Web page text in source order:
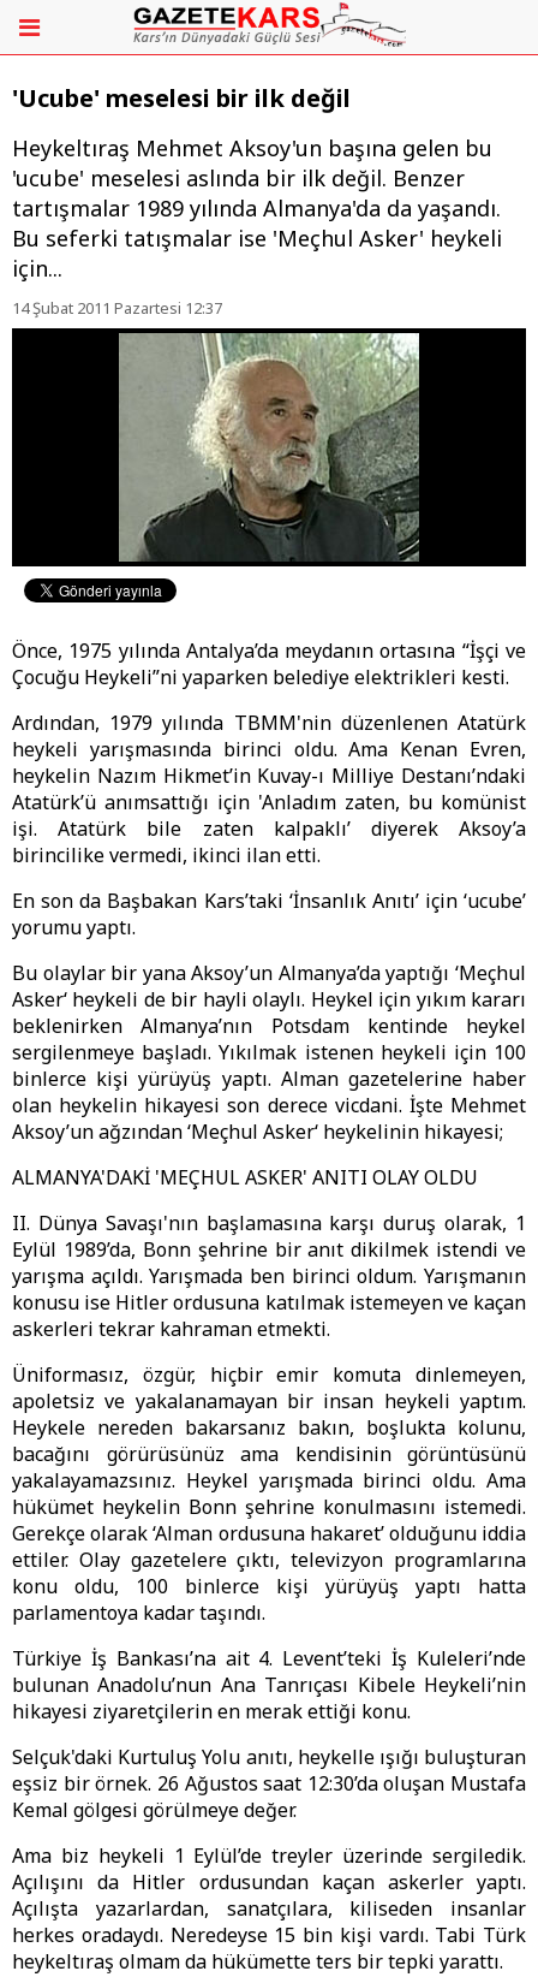
'Ucube' meselesi bir ilk değil
Heykeltıraş Mehmet Aksoy'un başına gelen bu
'ucube' meselesi aslında bir ilk değil. Benzer
tartışmalar 1989 yılında Almanya'da da yaşandı.
Bu seferki tatışmalar ise 'Meçhul Asker' heykeli
için...
14 Şubat 2011 Pazartesi 12:37
Önce, 1975 yılında Antalya’da meydanın ortasına “İşçi ve
Çocuğu Heykeli”ni yaparken belediye elektrikleri kesti.
Ardından, 1979 yılında TBMM'nin düzenlenen Atatürk
heykeli yarışmasında birinci oldu. Ama Kenan Evren,
heykelin Nazım Hikmet’in Kuvay-ı Milliye Destanı’ndaki
Atatürk’ü anımsattığı için 'Anladım zaten, bu komünist
işi. Atatürk bile zaten kalpaklı’ diyerek Aksoy’a
birincilike vermedi, ikinci ilan etti.
En son da Başbakan Kars’taki ‘İnsanlık Anıtı’ için ‘ucube’
yorumu yaptı.
Bu olaylar bir yana Aksoy’un Almanya’da yaptığı ‘Meçhul
Asker‘ heykeli de bir hayli olaylı. Heykel için yıkım kararı
beklenirken Almanya’nın Potsdam kentinde heykel
sergilenmeye başladı. Yıkılmak istenen heykeli için 100
binlerce kişi yürüyüş yaptı. Alman gazetelerine haber
olan heykelin hikayesi son derece vicdani. İşte Mehmet
Aksoy’un ağzından ‘Meçhul Asker‘ heykelinin hikayesi;
ALMANYA'DAKİ 'MEÇHUL ASKER' ANITI OLAY OLDU
II. Dünya Savaşı'nın başlamasına karşı duruş olarak, 1
Eylül 1989’da, Bonn şehrine bir anıt dikilmek istendi ve
yarışma açıldı. Yarışmada ben birinci oldum. Yarışmanın
konusu ise Hitler ordusuna katılmak istemeyen ve kaçan
askerleri tekrar kahraman etmekti.
Üniformasız, özgür, hiçbir emir komuta dinlemeyen,
apoletsiz ve yakalanamayan bir insan heykeli yaptım.
Heykele nereden bakarsanız bakın, boşlukta kolunu,
bacağını görürüsünüz ama kendisinin görüntüsünü
yakalayamazsınız. Heykel yarışmada birinci oldu. Ama
hükümet heykelin Bonn şehrine konulmasını istemedi.
Gerekçe olarak ‘Alman ordusuna hakaret’ olduğunu iddia
ettiler. Olay gazetelere çıktı, televizyon programlarına
konu oldu, 100 binlerce kişi yürüyüş yaptı hatta
parlamentoya kadar taşındı.
Türkiye İş Bankası’na ait 4. Levent’teki İş Kuleleri’nde
bulunan Anadolu’nun Ana Tanrıçası Kibele Heykeli’nin
hikayesi ziyaretçilerin en merak ettiği konu.
Selçuk'daki Kurtuluş Yolu anıtı, heykelle ışığı buluşturan
eşsiz bir örnek. 26 Ağustos saat 12:30’da oluşan Mustafa
Kemal gölgesi görülmeye değer.
Ama biz heykeli 1 Eylül’de treyler üzerinde sergiledik.
Açılışını da Hitler ordusundan kaçan askerler yaptı.
Açılışta yazarlardan, sanatçılara, kiliseden insanlar
herkes oradaydı. Neredeyse 15 bin kişi vardı. Tabi Türk
heykeltıraş olmam da hükümette ters bir tepki yarattı.